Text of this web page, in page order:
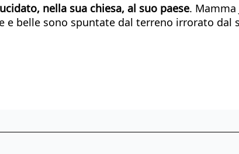
nella sua chiesa, al suo paese.
belle sono spuntate dal terreno irrorato dal